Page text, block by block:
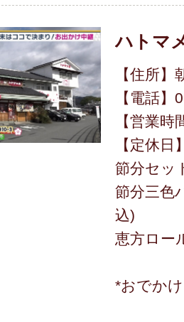
ハトマ
【住所
【電話
【営業
【定休日
節分セッ
節分三色
込)
恵方ロー
*おでか